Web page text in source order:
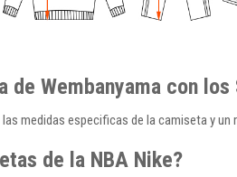
Wembanyama con los
medidas especificas de la camiseta y un
de la NBA Nike?